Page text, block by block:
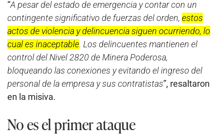
“A pesar del estado de emergencia y contar con un
contingente significativo de fuerzas del orden, estos
actos de violencia y delincuencia siguen ocurriendo, lo
cual es inaceptable. Los delincuentes mantienen el
control del Nivel 2820 de Minera Poderosa,
bloqueando las conexiones y evitando el ingreso del
personal de la empresa y sus contratistas”, resaltaron
en la misiva.
No es el primer ataque